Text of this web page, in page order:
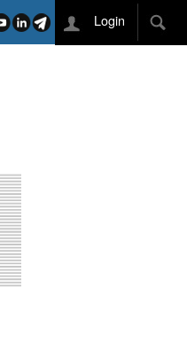
Login